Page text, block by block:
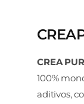
CREA
100%
aditivos,